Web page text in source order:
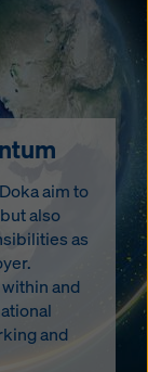
aim to
also
as
and
and